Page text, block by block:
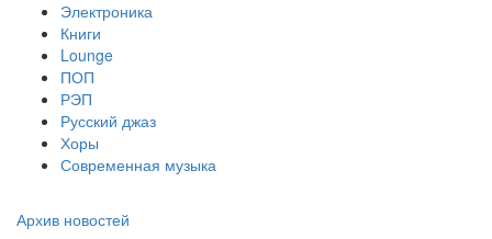
Электроника
Книги
Lounge
ПОП
РЭП
Русский джаз
Хоры
Современная музыка
Архив новостей